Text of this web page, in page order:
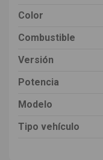
Color
Combustible
Versión
Potencia
Modelo
Tipo vehículo